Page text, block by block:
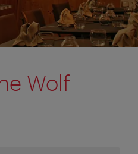
Wolf